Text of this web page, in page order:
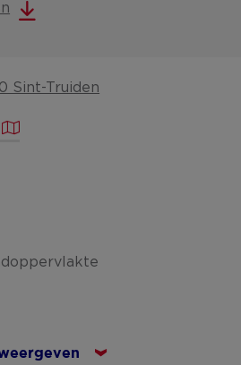
Sint-Truiden